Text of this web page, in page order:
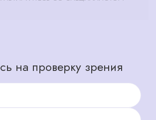
на проверку зрения